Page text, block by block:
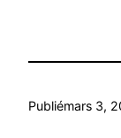
Publiémars 3,